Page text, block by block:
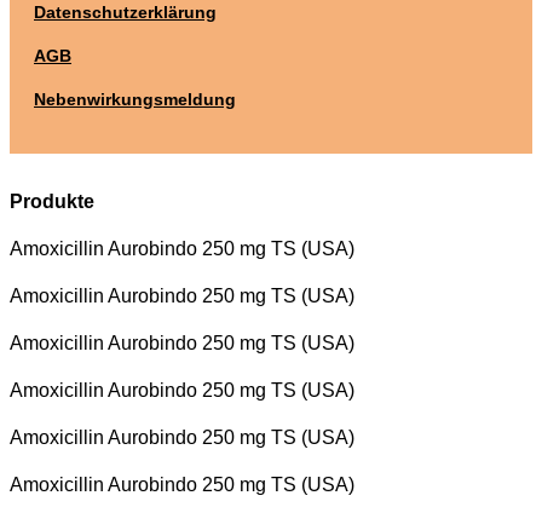
Datenschutzerklärung
AGB
Nebenwirkungsmeldung
Produkte
Amoxicillin Aurobindo 250 mg TS (USA)
Amoxicillin Aurobindo 250 mg TS (USA)
Amoxicillin Aurobindo 250 mg TS (USA)
Amoxicillin Aurobindo 250 mg TS (USA)
Amoxicillin Aurobindo 250 mg TS (USA)
Amoxicillin Aurobindo 250 mg TS (USA)